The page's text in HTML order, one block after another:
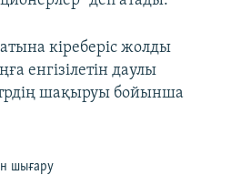
кіреберіс жолды
енгізілетін даулы
шақыруы бойынша
шығару